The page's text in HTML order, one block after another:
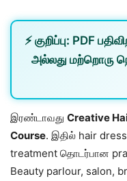
⚡ குறிப்பு: PDF
அல்லது மற்றொரு
இரண்டாவது Creative
Course. இதில் hair
treatment தொடர்பான
Beauty parlour, salon,